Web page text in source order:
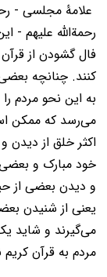
علامۀ مجلسی -
رحمة‌الله علیهم -
فال گشودن از
کنند. چنانچه
به این نحو مردم
می‌رسد که ممکن
اکثر خلق از دیدن
خود مبارک و
و دیدن بعضی از
یعنی از شنیدن
می‌گیرند و شاید
مردم به قرآن کریم